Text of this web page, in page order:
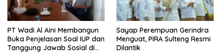
PT Wadi Al Aini Membangun
Buka Penjelasan Soal IUP dan
Tanggung Jawab Sosial di
Sayap Perempuan Gerindra
Menguat, PIRA Sulteng Resmi
Dilantik